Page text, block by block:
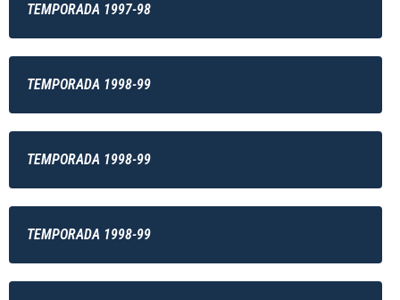
TEMPORADA 1997-98
TEMPORADA 1998-99
TEMPORADA 1998-99
TEMPORADA 1998-99